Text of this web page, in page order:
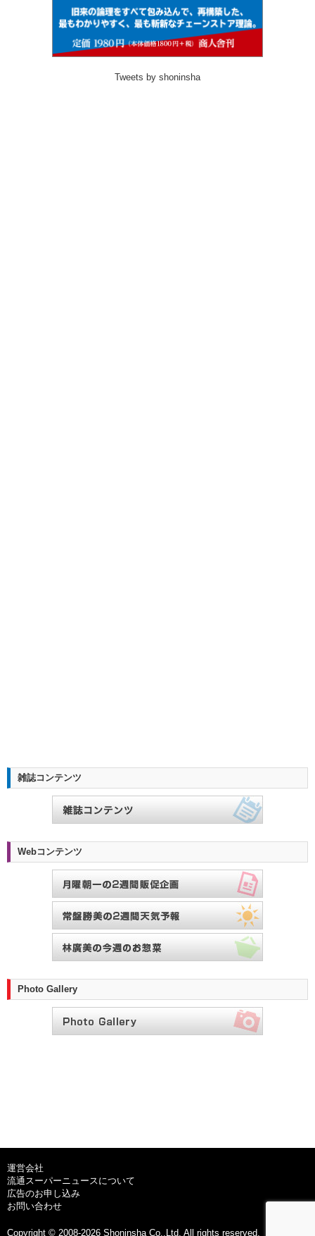
Tweets by shoninsha
雑誌コンテンツ
Webコンテンツ
Photo Gallery
運営会社
流通スーパーニュースについて
広告のお申し込み
お問い合わせ
Copyright © 2008-2026 Shoninsha Co.,Ltd. All rights reserved.